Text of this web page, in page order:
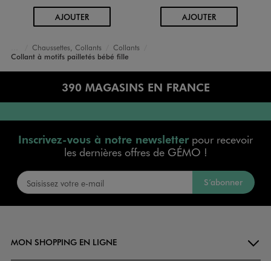
AJOUTERAU PANIER AJOUTERAU PANIER
Accueil
Bébé
Vêtements Fille
Chaussettes, Collants
Collants
Collant à motifs pailletés bébé fille
390 MAGASINS EN FRANCE
Inscrivez-vous à notre newsletterpour recevoir
les dernières offres de GÉMO !
S’abonner
MON SHOPPING EN LIGNE